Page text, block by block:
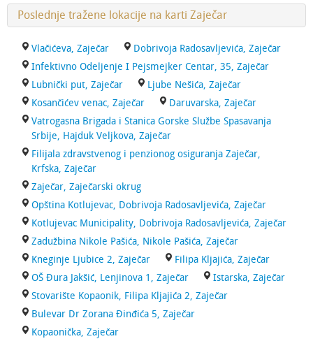
Poslednje tražene lokacije na karti Zaječar
Vlačićeva, Zaječar
Dobrivoja Radosavljevića, Zaječar
Infektivno Odeljenje I Pejsmejker Centar, 35, Zaječar
Lubnički put, Zaječar
Ljube Nešića, Zaječar
Kosančićev venac, Zaječar
Daruvarska, Zaječar
Vatrogasna Brigada i Stanica Gorske Službe Spasavanja
Srbije, Hajduk Veljkova, Zaječar
Filijala zdravstvenog i penzionog osiguranja Zaječar,
Krfska, Zaječar
Zaječar, Zaječarski okrug
Opština Kotlujevac, Dobrivoja Radosavljevića, Zaječar
Kotlujevac Municipality, Dobrivoja Radosavljevića, Zaječar
Zadužbina Nikole Pašića, Nikole Pašića, Zaječar
Kneginje Ljubice 2, Zaječar
Filipa Kljajića, Zaječar
OŠ Đura Jakšić, Lenjinova 1, Zaječar
Istarska, Zaječar
Stovarište Kopaonik, Filipa Kljajića 2, Zaječar
Bulevar Dr Zorana Đinđića 5, Zaječar
Kopaonička, Zaječar